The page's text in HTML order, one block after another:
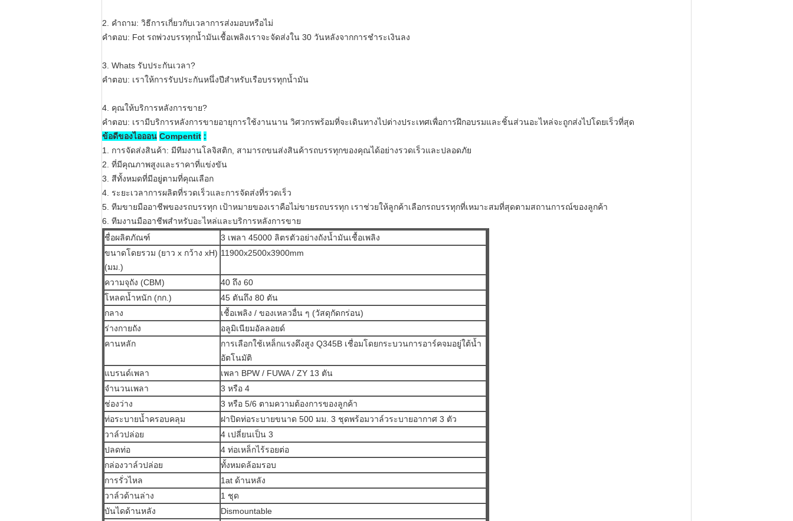
2. คำถาม: วิธีการเกี่ยวกับเวลาการส่งมอบหรือไม่
คำตอบ: Fot รถพ่วงบรรทุกน้ำมันเชื้อเพลิงเราจะจัดส่งใน 30 วันหลังจากการชำระเงินลง
3. Whats รับประกันเวลา?
คำตอบ: เราให้การรับประกันหนึ่งปีสำหรับเรือบรรทุกน้ำมัน
4. คุณให้บริการหลังการขาย?
คำตอบ: เรามีบริการหลังการขายอายุการใช้งานนาน วิศวกรพร้อมที่จะเดินทางไปต่างประเทศเพื่อการฝึกอบรมและชิ้นส่วนอะไหล่จะถูกส่งไปโดยเร็วที่สุด
ข้อดีของไอออน Compentit :
1. การจัดส่งสินค้า: มีทีมงานโลจิสติก, สามารถขนส่งสินค้ารถบรรทุกของคุณได้อย่างรวดเร็วและปลอดภัย
2. ที่มีคุณภาพสูงและราคาที่แข่งขัน
3. สีทั้งหมดที่มีอยู่ตามที่คุณเลือก
4. ระยะเวลาการผลิตที่รวดเร็วและการจัดส่งที่รวดเร็ว
5. ทีมขายมืออาชีพของรถบรรทุก เป้าหมายของเราคือไม่ขายรถบรรทุก เราช่วยให้ลูกค้าเลือกรถบรรทุกที่เหมาะสมที่สุดตามสถานการณ์ของลูกค้า
6. ทีมงานมืออาชีพสำหรับอะไหล่และบริการหลังการขาย
ชื่อผลิตภัณฑ์
3 เพลา 45000 ลิตรตัวอย่างถังน้ำมันเชื้อเพลิง
ขนาดโดยรวม (ยาว x กว้าง xH)
(มม.)
11900x2500x3900mm
ความจุถัง (CBM)
40 ถึง 60
โหลดน้ำหนัก (กก.)
45 ตันถึง 80 ตัน
กลาง
เชื้อเพลิง / ของเหลวอื่น ๆ (วัสดุกัดกร่อน)
ร่างกายถัง
อลูมิเนียมอัลลอยด์
คานหลัก
การเลือกใช้เหล็กแรงดึงสูง Q345B เชื่อมโดยกระบวนการอาร์คจมอยู่ใต้น้ำ
อัตโนมัติ
แบรนด์เพลา
เพลา BPW / FUWA / ZY 13 ตัน
จำนวนเพลา
3 หรือ 4
ช่องว่าง
3 หรือ 5/6 ตามความต้องการของลูกค้า
ท่อระบายน้ำครอบคลุม
ฝาปิดท่อระบายขนาด 500 มม. 3 ชุดพร้อมวาล์วระบายอากาศ 3 ตัว
วาล์วปล่อย
4 เปลี่ยนเป็น 3
ปลดท่อ
4 ท่อเหล็กไร้รอยต่อ
กล่องวาล์วปล่อย
ทั้งหมดล้อมรอบ
การรั่วไหล
1at ด้านหลัง
วาล์วด้านล่าง
1 ชุด
บันไดด้านหลัง
Dismountable